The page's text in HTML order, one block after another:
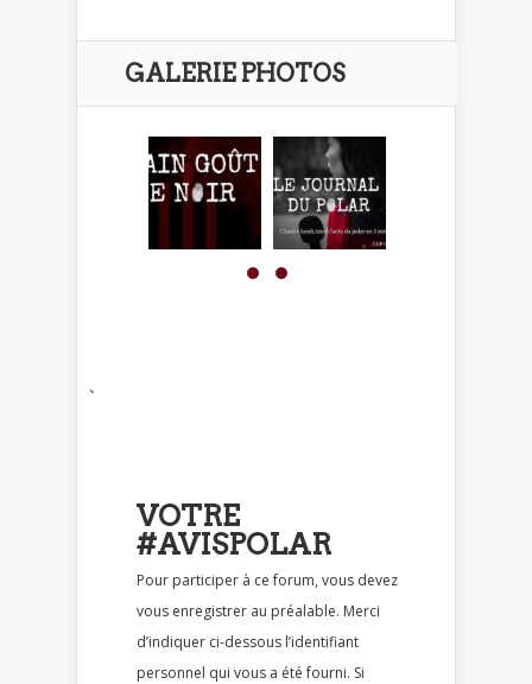
GALERIE PHOTOS
`
VOTRE
#AVISPOLAR
Pour participer à ce forum, vous devez
vous enregistrer au préalable. Merci
d’indiquer ci-dessous l’identifiant
personnel qui vous a été fourni. Si